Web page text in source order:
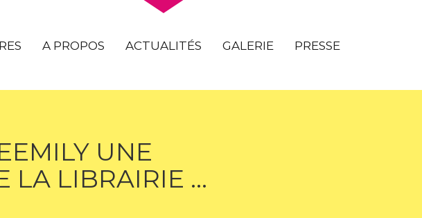
A PROPOS ACTUALITÉS GALERIE PRESSE
UNE
LA LIBRAIRIE …